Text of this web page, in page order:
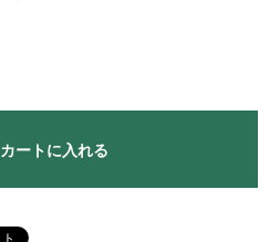
カートに入れる